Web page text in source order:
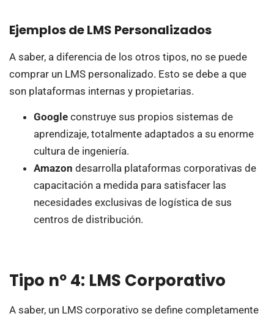
Ejemplos de LMS Personalizados
A saber, a diferencia de los otros tipos, no se puede
comprar un LMS personalizado. Esto se debe a que
son plataformas internas y propietarias.
Google construye sus propios sistemas de
aprendizaje, totalmente adaptados a su enorme
cultura de ingeniería.
Amazon desarrolla plataformas corporativas de
capacitación a medida para satisfacer las
necesidades exclusivas de logística de sus
centros de distribución.
Tipo nº 4: LMS Corporativo
A saber, un LMS corporativo se define completamente